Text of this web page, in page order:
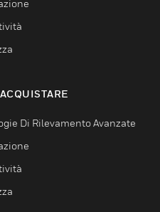
Di Rilevamento Avanzate